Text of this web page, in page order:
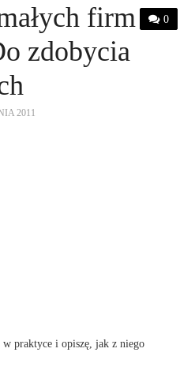
0
firm
zdobycia
2011